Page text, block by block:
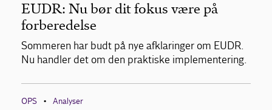
EUDR: Nu bør dit fokus være på
forberedelse
Sommeren har budt på nye afklaringer om EUDR.
Nu handler det om den praktiske implementering.
OPS • Analyser